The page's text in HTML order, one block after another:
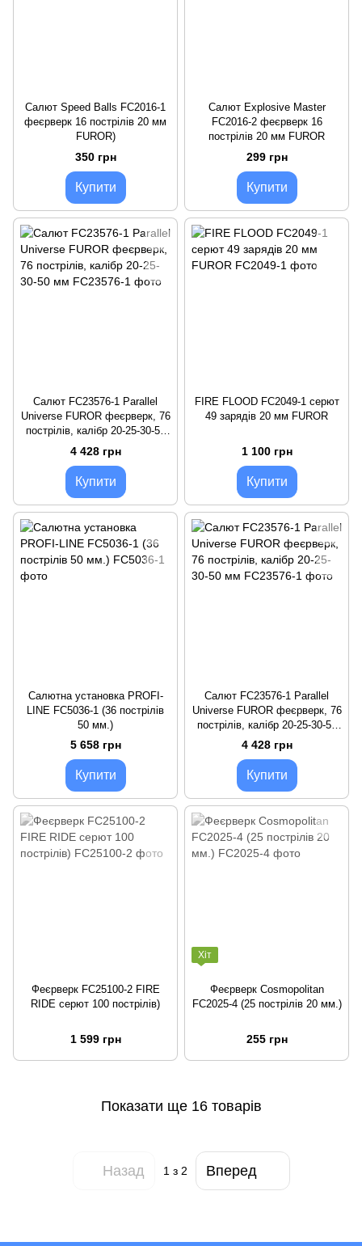
Салют Speed Balls FC2016-1
феєрверк 16 пострілів 20 мм
FUROR)
350 грн
Купити
Салют Explosive Master
FC2016-2 феєрверк 16
пострілів 20 мм FUROR
299 грн
Купити
Салют FC23576-1 Parallel
Universe FUROR феєрверк, 76
пострілів, калібр 20-25-30-50
мм
4 428 грн
Купити
FIRE FLOOD FC2049-1 серют
49 зарядів 20 мм FUROR
1 100 грн
Купити
Салютна установка PROFI-
LINE FC5036-1 (36 пострілів
50 мм.)
5 658 грн
Купити
Салют FC23576-1 Parallel
Universe FUROR феєрверк, 76
пострілів, калібр 20-25-30-50
мм
4 428 грн
Купити
Феєрверк FC25100-2 FIRE
RIDE серют 100 пострілів)
1 599 грн
Хіт
Феєрверк Cosmopolitan
FC2025-4 (25 пострілів 20 мм.)
255 грн
Показати ще 16 товарів
Назад 1 з 2 Вперед